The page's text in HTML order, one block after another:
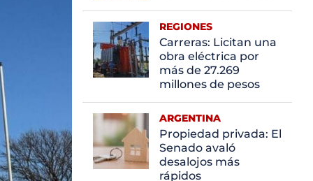
REGIONES
Carreras: Licitan una
obra eléctrica por
más de 27.269
millones de pesos
ARGENTINA
Propiedad privada: El
Senado avaló
desalojos más
rápidos